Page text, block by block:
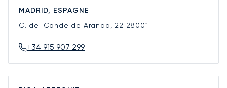
MADRID, ESPAGNE
C. del Conde de Aranda, 22 28001
+34 915 907 299